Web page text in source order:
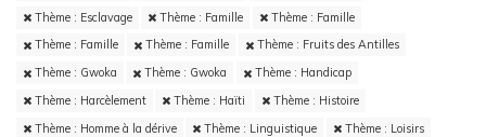
Thème : Esclavage
Thème : Famille
Thème : Famille
Thème : Famille
Thème : Famille
Thème : Fruits des Antilles
Thème : Gwoka
Thème : Gwoka
Thème : Handicap
Thème : Harcèlement
Thème : Haïti
Thème : Histoire
Thème : Homme à la dérive
Thème : Linguistique
Thème : Loisirs